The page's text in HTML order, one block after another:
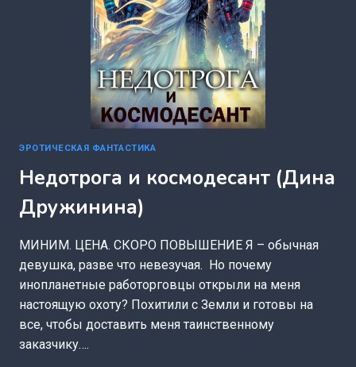
ЭРОТИЧЕСКАЯ ФАНТАСТИКА
Недотрога и космодесант (Дина
Дружинина)
МИНИМ. ЦЕНА. СКОРО ПОВЫШЕНИЕ Я – обычная
девушка, разве что невезучая. Но почему
инопланетные работорговцы открыли на меня
настоящую охоту? Похитили с Земли и готовы на
все, чтобы доставить меня таинственному
заказчику….